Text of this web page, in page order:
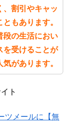
、割引やキャッ
もあります。
段の生活におい
を受けることが
があります。
ト
ツメールに【無